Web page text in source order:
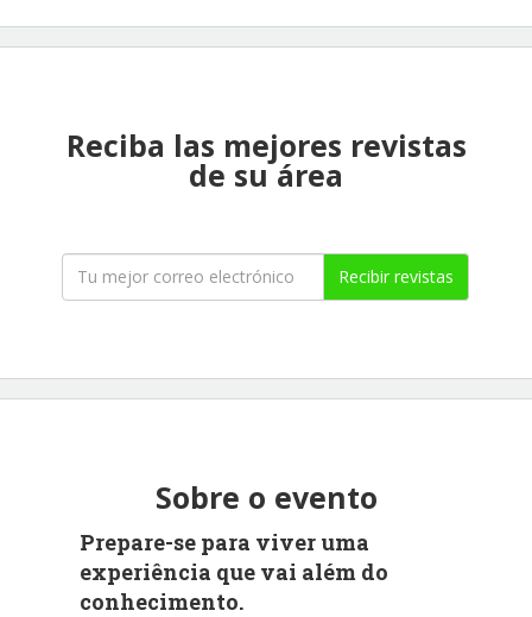
Reciba las mejores revistas
de su área
Recibir revistas
Sobre o evento
Prepare-se para viver uma
experiência que vai além do
conhecimento.